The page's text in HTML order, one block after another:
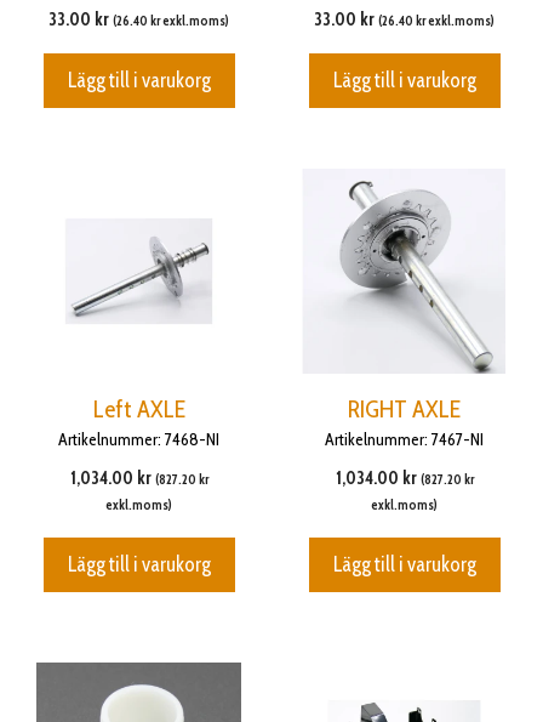
33.00 kr (26.40 krexkl.moms)
Lägg till i varukorg
33.00 kr (26.40 krexkl.moms)
Lägg till i varukorg
Left AXLE
Artikelnummer: 7468-NI
1,034.00 kr (827.20 kr
exkl.moms)
Lägg till i varukorg
RIGHT AXLE
Artikelnummer: 7467-NI
1,034.00 kr (827.20 kr
exkl.moms)
Lägg till i varukorg